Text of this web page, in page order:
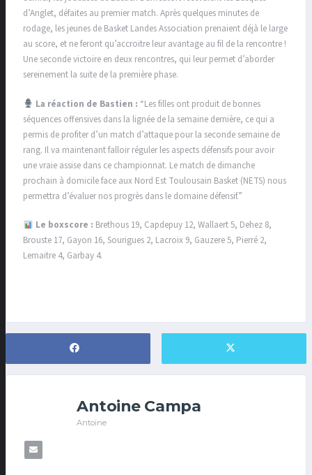
d’Anglet, défaites au premier match. Après quelques minutes de
rodage, les jeunes de Basket Landes Association prenaient déjà le large
au score, et ne feront qu’accroitre leur avantage au fil de la rencontre !
Une seconde victoire en deux rencontres, qui leur permet d’aborder
sereinement la suite de la première phase.
La réaction de Bastien : “Les filles ont produit de bonnes
séquences offensives dans la lignée de la semaine dernière, ce qui a
permis de profiter d’un match d’attaque pour la seconde semaine de
rang. Il va maintenant falloir réguler les aspects défensifs pour avoir
une vraie assise dans ce championnat. Le match de dimanche
prochain à domicile face aux Nord Est Toulousain Basket (NETS) nous
permettra d’évaluer nos progrès dans le domaine défensif.”
Le boxscore : Brethous 19, Capdepuy 12, Wallaert 5, Dehez 8,
Brouste 17, Gayon 16, Sourigues 2, Lacroix 9, Gauzere 5, Pierré 2,
Lemaitre 4, Garbay 4.
Antoine Campa
Antoine